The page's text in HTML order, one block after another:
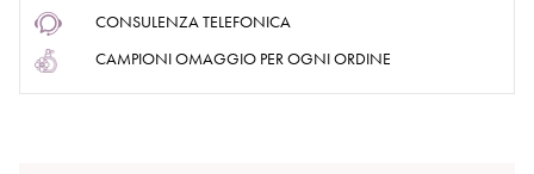
CONSULENZA TELEFONICA
CAMPIONI OMAGGIO PER OGNI ORDINE